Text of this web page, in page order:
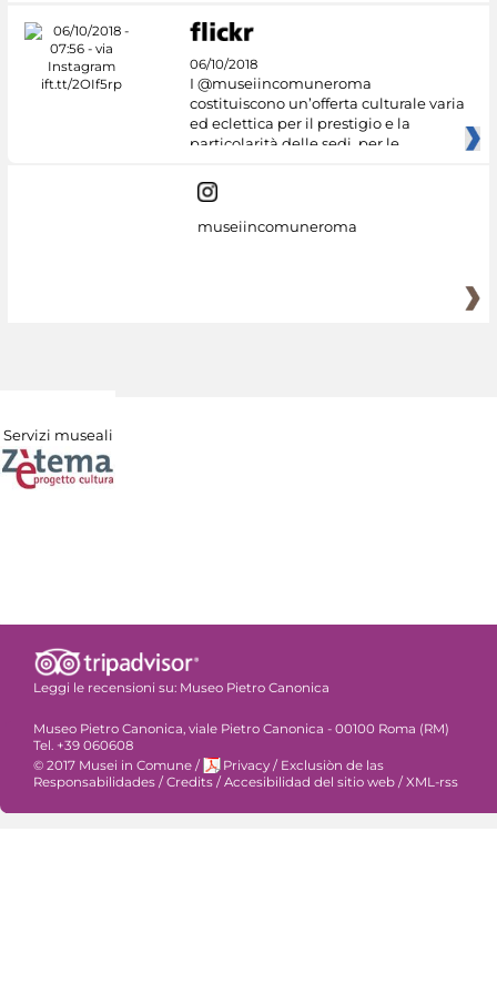
06/10/2018
I @museiincomuneroma
costituiscono un’offerta culturale varia
ed eclettica per il prestigio e la
particolarità delle sedi, per le
museiincomuneroma
Servizi museali
Leggi le recensioni su: Museo Pietro Canonica
Museo Pietro Canonica, viale Pietro Canonica - 00100 Roma (RM)
Tel. +39 060608
© 2017 Musei in Comune / Privacy / Exclusiòn de las
Responsabilidades / Credits / Accesibilidad del sitio web / XML-rss